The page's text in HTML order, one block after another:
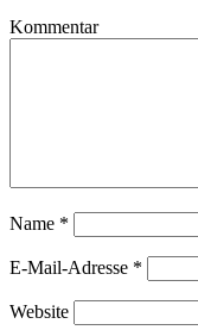
Kommentar
Name *
E-Mail-Adresse *
Website